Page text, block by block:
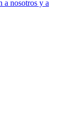
a nosotros y a